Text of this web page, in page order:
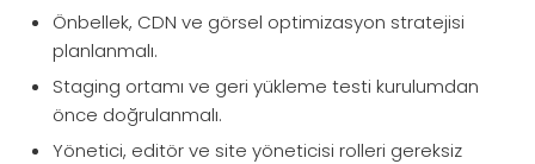
Önbellek, CDN ve görsel optimizasyon stratejisi
planlanmalı.
Staging ortamı ve geri yükleme testi kurulumdan
önce doğrulanmalı.
Yönetici, editör ve site yöneticisi rolleri gereksiz